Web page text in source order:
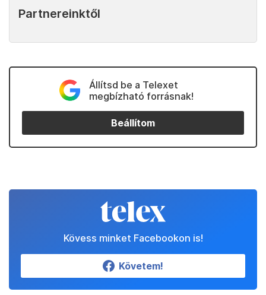
Partnereinktől
Állítsd be a Telexet
megbízható forrásnak!
Beállítom
Kövess minket Facebookon is!
Követem!